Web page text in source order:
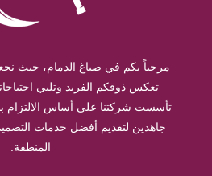
مرحباً بكم في صباغ الدمام، حيث
تعكس ذوقكم الفريد وتلبي
تأسست شركتنا على أساس الالتزام
جاهدين لتقديم أفضل خدمات
المنطقة.